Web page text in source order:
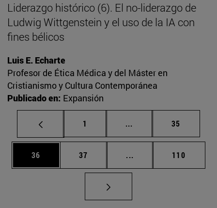
Liderazgo histórico (6). El no-liderazgo de
Ludwig Wittgenstein y el uso de la IA con
fines bélicos
Luis E. Echarte
Profesor de Ética Médica y del Máster en
Cristianismo y Cultura Contemporánea
Publicado en: Expansión
Página
1 ... Páginas intermedias
Página
35
Página
36 Página
37 ... Páginas intermedias
Página
110